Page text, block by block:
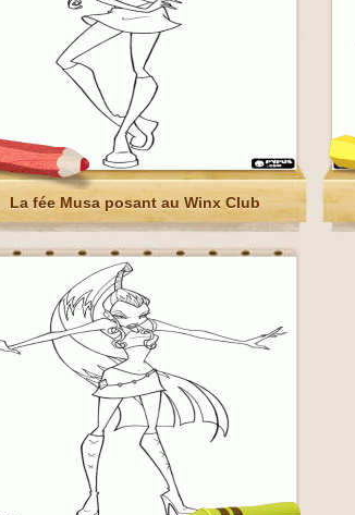
La fée Musa posant au Winx Club